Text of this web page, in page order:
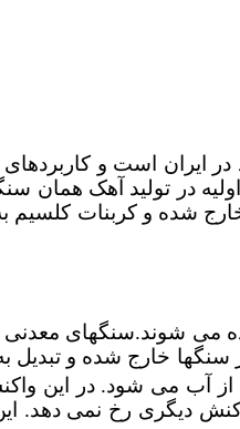
ایران است و کاربردهای
در تولید آهک
شده و کربنات کلسیم
می شوند.سنگهای
از آب می شود. در این
دیگری رخ نمی دهد.